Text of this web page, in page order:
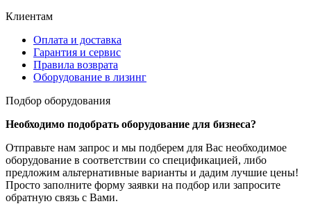
Клиентам
Оплата и доставка
Гарантия и сервис
Правила возврата
Оборудование в лизинг
Подбор оборудования
Необходимо подобрать оборудование для бизнеса?
Отправьте нам запрос и мы подберем для Вас необходимое
оборудование в соответствии со спецификацией, либо
предложим альтернативные варианты и дадим лучшие цены!
Просто заполните форму заявки на подбор или запросите
обратную связь с Вами.